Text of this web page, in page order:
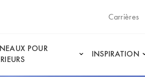
Carrières
POUR
INSPIRATION